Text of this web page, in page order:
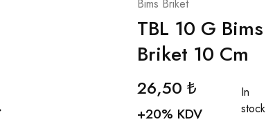
Bims Briket
TBL 10 G Bims
Briket 10 Cm
26,50 ₺
+20% KDV
In
stock